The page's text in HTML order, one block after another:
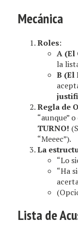
Mecánica
Roles:
A (El
la
B (El
Regla de
“aunque”
TURNO!
“Meeec”).
La
“Lo
“Ha
Lista de